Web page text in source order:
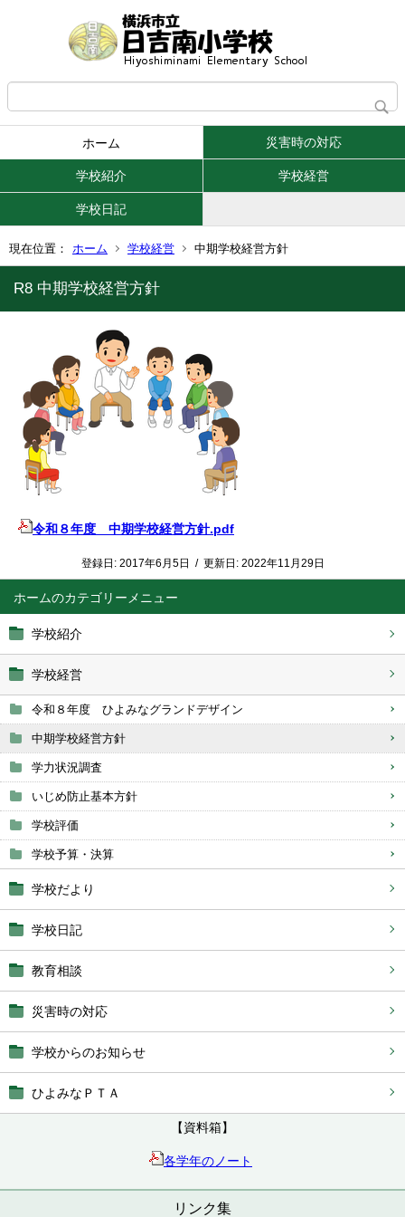
ホーム 災害時の対応
学校紹介 学校経営
学校日記
現在位置： ホーム 学校経営 中期学校経営方針
ホーム
学校紹介
学校経営
令和８年度 ひよみなグランドデザイン
中期学校経営方針
学力状況調査
いじめ防止基本方針
学校評価
学校予算・決算
学校だより
学校日記
教育相談
災害時の対応
学校からのお知らせ
ひよみなＰＴＡ
【資料箱】
各学年のノート
リンク集
R8 中期学校経営方針
令和８年度 中期学校経営方針.pdf
登録日: 2017年6月5日 / 更新日: 2022年11月29日